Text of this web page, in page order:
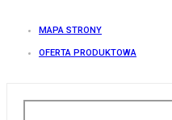
MAPA STRONY
OFERTA PRODUKTOWA